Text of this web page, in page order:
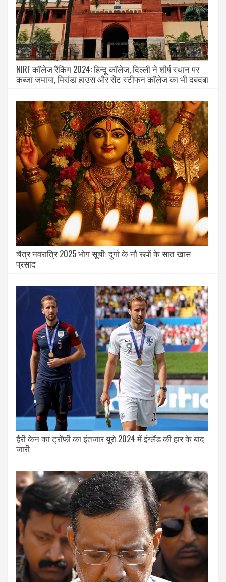
NIRF कॉलेज रैंकिंग 2024: हिन्दू कॉलेज, दिल्ली ने शीर्ष स्थान पर
कब्जा जमाया, मिरांडा हाउस और सेंट स्टीफन कॉलेज का भी दबदबा
चैत्र नवरात्रि 2025 भोग सूची: दुर्गा के नौ रूपों के सात खास
प्रसाद
हैरी केन का ट्रॉफी का इंतजार यूरो 2024 में इंग्लैंड की हार के बाद
जारी